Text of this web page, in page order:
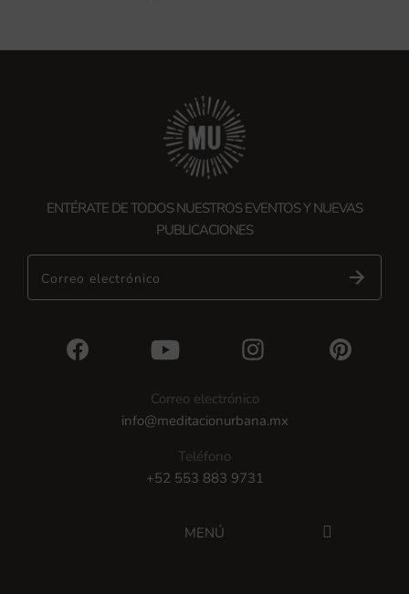
ENTÉRATE DE TODOS NUESTROS EVENTOS Y NUEVAS
PUBLICACIONES
Correo electrónico
Correo electrónico
info@meditacionurbana.mx
Teléfono
+52 553 883 9731
MENÚ